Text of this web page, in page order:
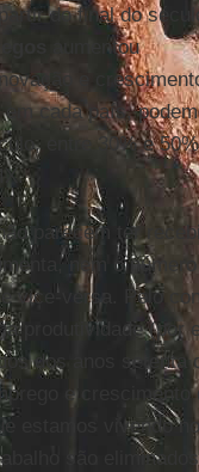
do final do
aumentou
e
cada país,
entre 30% e
parecem ter
nem o
vice-versa. Pelo
produtividade (por
dos anos setenta
e crescimento
estamos vivendo
são